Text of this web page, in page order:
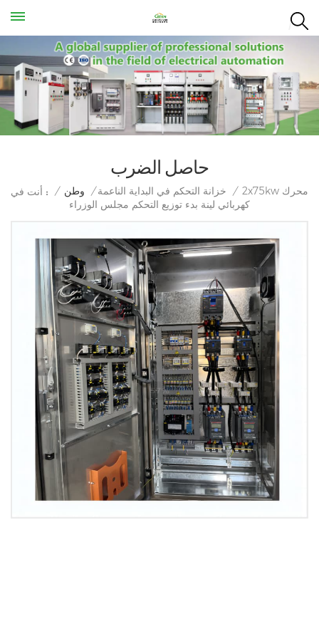
حاصل الضرب
أنت في : / وطن / خزانة التحكم في البداية الناعمة / 2x75kw محرك
كهربائي لينة بدء توزيع التحكم مجلس الوزراء